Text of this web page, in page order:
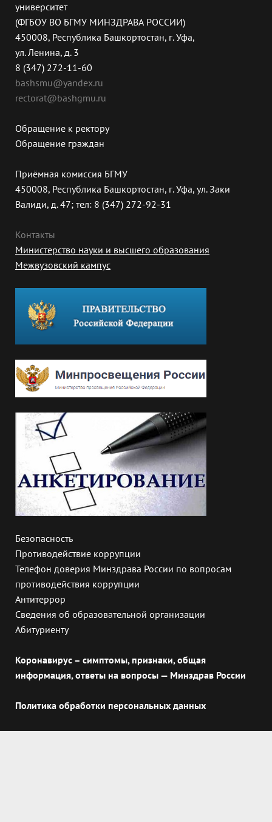
университет
(ФГБОУ ВО БГМУ МИНЗДРАВА РОССИИ)
450008, Республика Башкортостан, г. Уфа,
ул. Ленина, д. 3
8 (347) 272-11-60
bashsmu@yandex.ru
rectorat@bashgmu.ru
Обращение к ректору
Обращение граждан
Приёмная комиссия БГМУ
450008, Республика Башкортостан, г. Уфа, ул. Заки
Валиди, д. 47; тел: 8 (347) 272-92-31
Контакты
Министерство науки и высшего образования
Межвузовский кампус
Безопасность
Противодействие коррупции
Телефон доверия Минздрава России по вопросам
противодействия коррупции
Антитеррор
Сведения об образовательной организации
Абитуриенту
Коронавирус – симптомы, признаки, общая
информация, ответы на вопросы — Минздрав России
Политика обработки персональных данных